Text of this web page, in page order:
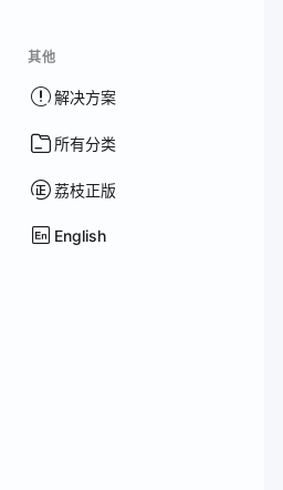
其他
解决方案
所有分类
荔枝正版
English